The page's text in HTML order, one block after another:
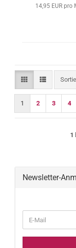
14,95 EUR pro
1 2 3 4
1
Newsletter-
ZUR
E-
Mail